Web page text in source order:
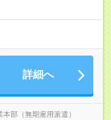
詳細へ
部（無期雇用派遣）